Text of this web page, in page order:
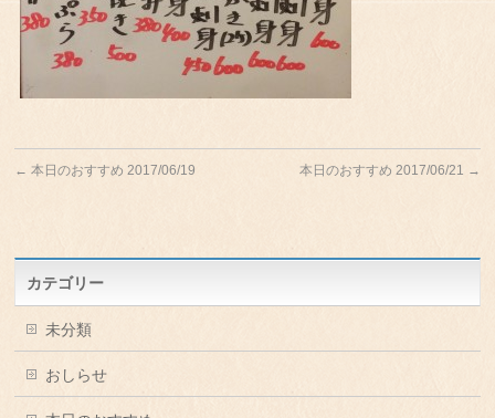
← 本日のおすすめ 2017/06/19 本日のおすすめ 2017/06/21 →
カテゴリー
未分類
おしらせ